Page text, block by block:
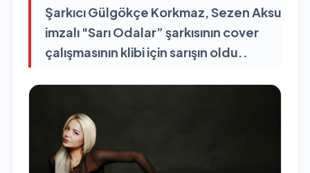
Şarkıcı Gülgökçe Korkmaz, Sezen Aksu
imzalı "Sarı Odalar” şarkısının cover
çalışmasının klibi için sarışın oldu..